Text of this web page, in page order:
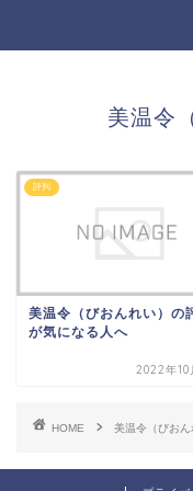
美温令
評判
美温令（びおんれい）の
が気になる人へ
2022年10
HOME 美温令（びおん